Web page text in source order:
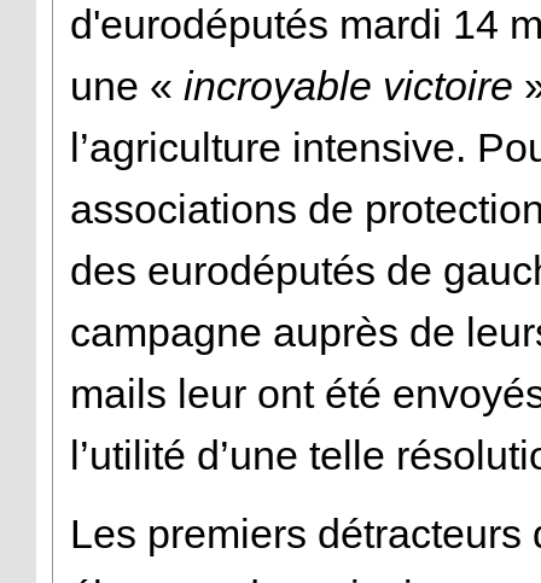
d'eurodéputés mardi 14
une « incroyable victoire
l’agriculture intensive.
associations de
des eurodéputés de
campagne auprès de
mails leur ont été
l’utilité d’une telle
Les premiers